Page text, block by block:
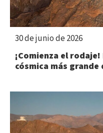
¡Comienza el
cósmica más
30 de junio de 2026